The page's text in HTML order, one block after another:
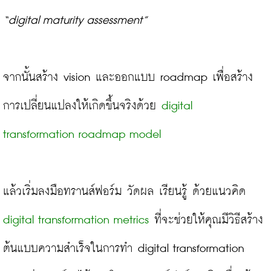
“digital maturity assessment”
จากนั้นสร้าง vision และออกแบบ roadmap เพื่อสร้าง
การเปลี่ยนแปลงให้เกิดขึ้นจริงด้วย digital
transformation roadmap model
digital transformation metrics ที่จะช่วยให้คุณมีวิธีสร้าง
ต้นแบบความสำเร็จในการทำ digital transformation